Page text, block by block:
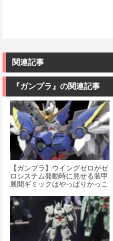
関連記事
『ガンプラ』の関連記事
【ガンプラ】ウイングゼロがゼ
ロシステム発動時に見せる装甲
展開ギミックはやっぱりかっこ